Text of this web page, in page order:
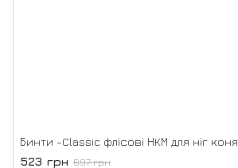
Бинти -Classic флісові НКМ для ніг коня
523 грн 697 грн